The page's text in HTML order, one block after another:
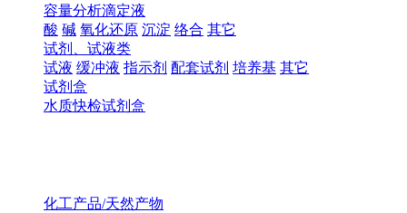
容量分析滴定液
酸 碱 氧化还原 沉淀 络合 其它
试剂、试液类
试液 缓冲液 指示剂 配套试剂 培养基 其它
试剂盒
水质快检试剂盒
化工产品/天然产物